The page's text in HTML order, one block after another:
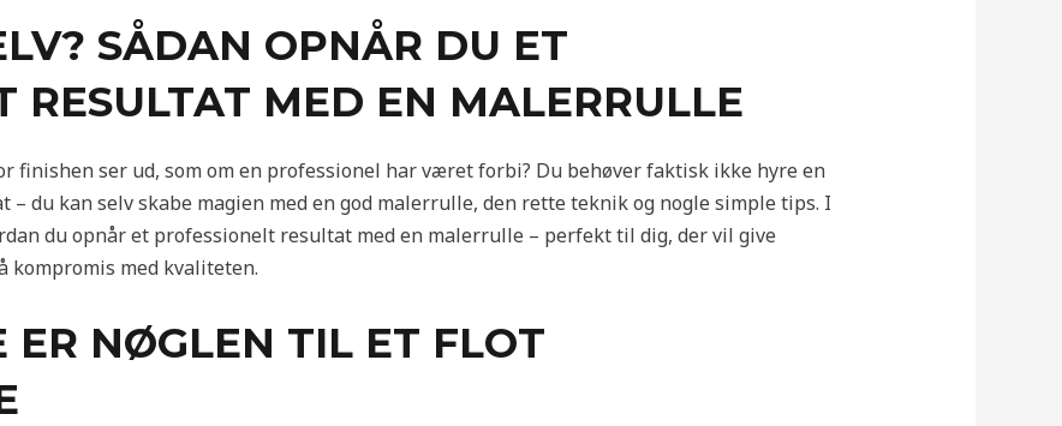
SÅDAN OPNÅR DU ET
RESULTAT MED EN MALERRULLE
finishen ser ud, som om en professionel har været forbi? Du behøver faktisk ikke hyre en
du kan selv skabe magien med en god malerrulle, den rette teknik og nogle simple tips. I
du opnår et professionelt resultat med en malerrulle – perfekt til dig, der vil give
kompromis med kvaliteten.
ER NØGLEN TIL ET FLOT